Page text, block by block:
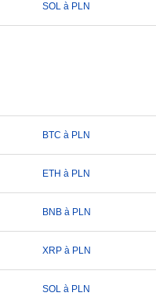
SOL à PLN
BTC à PLN
ETH à PLN
BNB à PLN
XRP à PLN
SOL à PLN